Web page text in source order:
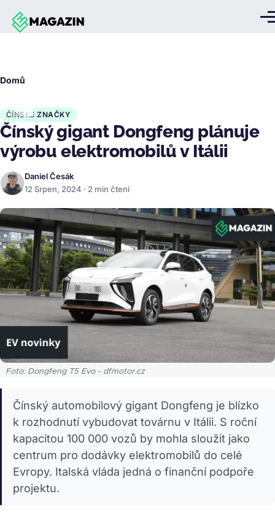
Přejít k hlavnímu obsahu
Domů
ČÍNSKÉ ZNAČKY
Čínský gigant Dongfeng plánuje
výrobu elektromobilů v Itálii
Daniel Česák
12 Srpen, 2024 · 2 min čtení
Foto: Dongfeng T5 Evo - dfmotor.cz
Čínský automobilový gigant Dongfeng je blízko
k rozhodnutí vybudovat továrnu v Itálii. S roční
kapacitou 100 000 vozů by mohla sloužit jako
centrum pro dodávky elektromobilů do celé
Evropy. Italská vláda jedná o finanční podpoře
projektu.